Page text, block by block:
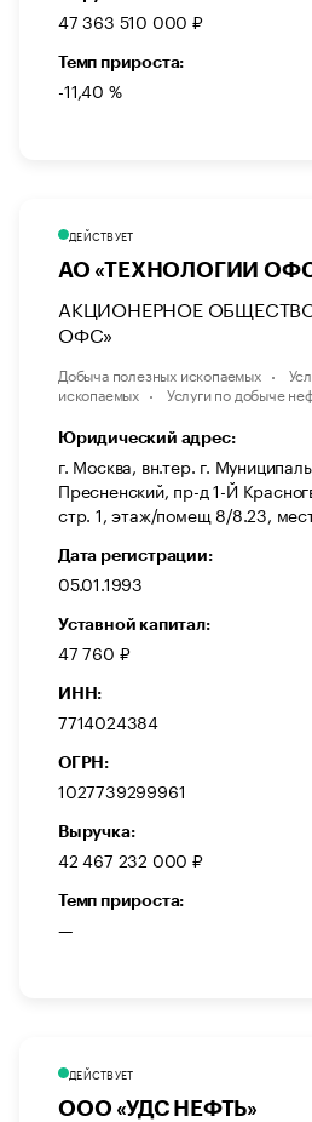
47 363 510 000 ₽
Темп прироста:
-11,40 %
ДЕЙСТВУЕТ
АО «ТЕХНОЛОГИИ
АКЦИОНЕРНОЕ
ОФС»
Добыча полезных ископаемых
ископаемых
Услуги по добыче
Юридический адрес:
г. Москва, вн.тер. г.
Пресненский, пр-д 1-Й
стр. 1, этаж/помещ 8/8.23,
Дата регистрации:
05.01.1993
Уставной капитал:
47 760 ₽
ИНН:
7714024384
ОГРН:
1027739299961
Выручка:
42 467 232 000 ₽
Темп прироста:
—
ДЕЙСТВУЕТ
ООО «УДС НЕФТЬ»